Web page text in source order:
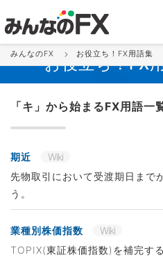
お役立ち！FX
みんなのFX お役立ち！FX用語集
「キ」から始まるFX用語一
期近
Wiki
先物取引において受渡期日まで
う。
業種別株価指数
Wiki
TOPIX(東証株価指数)を補完す